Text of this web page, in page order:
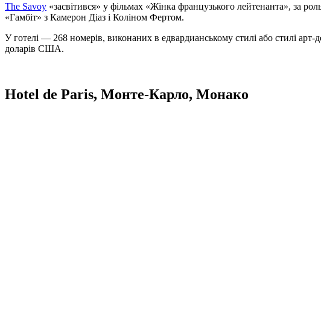
The Savoy «засвітився» у фільмах «Жінка французького лейтенанта», за
«Гамбіт» з Камерон Діаз і Коліном Фертом.
У готелі — 268 номерів, виконаних в едвардианському стилі або стилі
доларів США.
Hotel de Paris, Монте-Карло, Монако